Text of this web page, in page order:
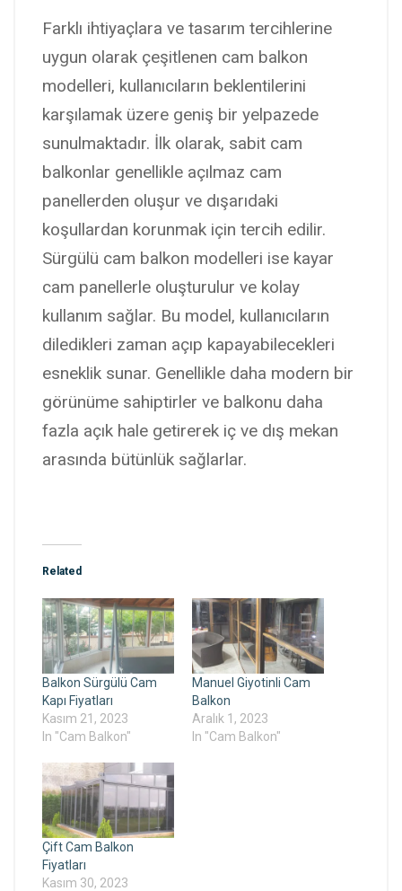
Farklı ihtiyaçlara ve tasarım tercihlerine
uygun olarak çeşitlenen cam balkon
modelleri, kullanıcıların beklentilerini
karşılamak üzere geniş bir yelpazede
sunulmaktadır. İlk olarak, sabit cam
balkonlar genellikle açılmaz cam
panellerden oluşur ve dışarıdaki
koşullardan korunmak için tercih edilir.
Sürgülü cam balkon modelleri ise kayar
cam panellerle oluşturulur ve kolay
kullanım sağlar. Bu model, kullanıcıların
diledikleri zaman açıp kapayabilecekleri
esneklik sunar. Genellikle daha modern bir
görünüme sahiptirler ve balkonu daha
fazla açık hale getirerek iç ve dış mekan
arasında bütünlük sağlarlar.
Related
Balkon Sürgülü Cam
Kapı Fiyatları
Kasım 21, 2023
In "Cam Balkon"
Manuel Giyotinli Cam
Balkon
Aralık 1, 2023
In "Cam Balkon"
Çift Cam Balkon
Fiyatları
Kasım 30, 2023